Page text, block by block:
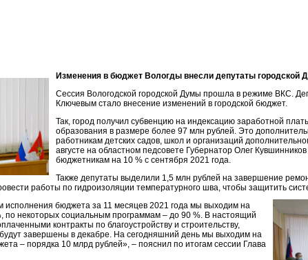
Изменения в бюджет Вологды внесли депутаты городской
Сессия Вологодской городской Думы прошла в режиме ВКС.
Ключевым стало внесение изменений в городской бюджет.
Так, город получил субвенцию на индексацию заработной
образования в размере более 97 млн рублей. Это
работникам детских садов, школ и организаций
августе на областном педсовете Губернатор Олег
бюджетникам на 10 % с сентября 2021 года.
Также депутаты выделили 1,5 млн рублей на завершение
работы по гидроизоляции температурного шва, чтобы защитить
исполнения бюджета за 11 месяцев 2021 года мы выходим на
по некоторых социальным программам – до 90 %. В настоящий
контракты по благоустройству и строительству,
завершены в декабре. На сегодняшний день мы выходим на
– порядка 10 млрд рублей», – пояснил по итогам сессии Глава